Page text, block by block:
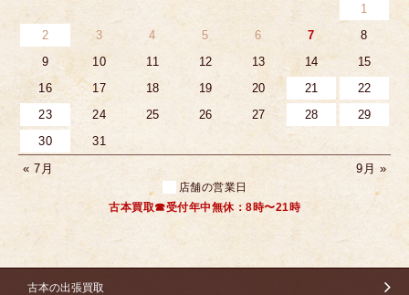
1
2
3 4 5 6 7
8
9
10 11 12 13 14
15
16
17 18 19 20 21
22
23
24 25 26 27 28
29
30
31
« 7月
9月 »
店舗の営業日
古本買取☎受付年中無休：8時〜21時
古本の出張買取